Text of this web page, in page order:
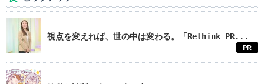
視点を変えれば、世の中は変わる。「Rethink PR...
PR